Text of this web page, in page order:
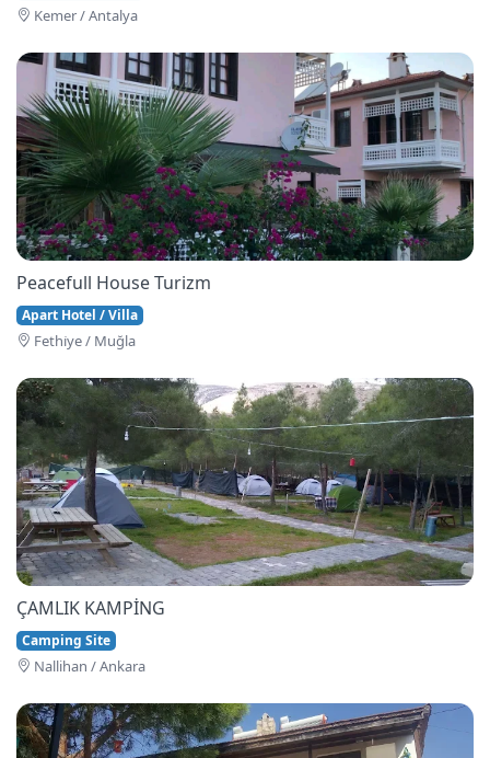
Kemer / Antalya
Peacefull House Turizm
Apart Hotel / Villa
Fethi̇ye / Muğla
ÇAMLIK KAMPİNG
Camping Site
Nallihan / Ankara